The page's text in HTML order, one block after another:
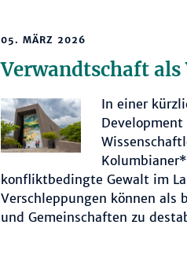
05. MÄRZ 2026
Verwandtschaft als
In einer
konfliktbedingte Gewalt im
Verschleppungen können als
und Gemeinschaften zu